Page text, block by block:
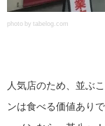
photo by tabelog.com
人気店のため、並ぶ
ンは食べる価値あり